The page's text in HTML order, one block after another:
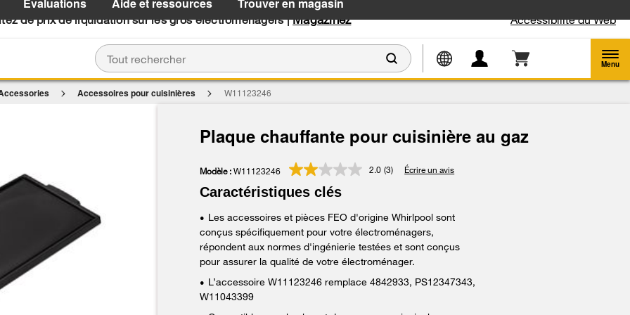
de prix de liquidation sur les gros électroménagers |Magazinez Accessibilité du Web
Menu
Accessoires pour cuisinières W11123246
Plaque chauffante pour cuisinière au gaz
Modèle :W11123246 2.0
Lire
Lien
vers
même
page.
(3) Écrire un avis
Caractéristiques clés
• Les accessoires et pièces FEO d'origine Whirlpool sont
conçus spécifiquement pour votre électroménagers,
répondent aux normes d'ingénierie testées et sont conçus
pour assurer la qualité de votre électroménager.
• L’accessoire W11123246 remplace 4842933, PS12347343,
W11043399